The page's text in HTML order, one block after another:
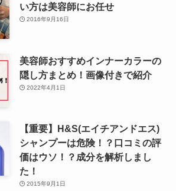
い方は美容師にお任せ
2016年9月16日
美容師おすすめインナーカラーの
隠し方まとめ！画像付きで紹介
2022年4月1日
【重要】H&S(エイチアンドエス)
シャンプーは危険！？口コミの評
価はウソ！？成分を解析しまし
た！
2015年9月1日